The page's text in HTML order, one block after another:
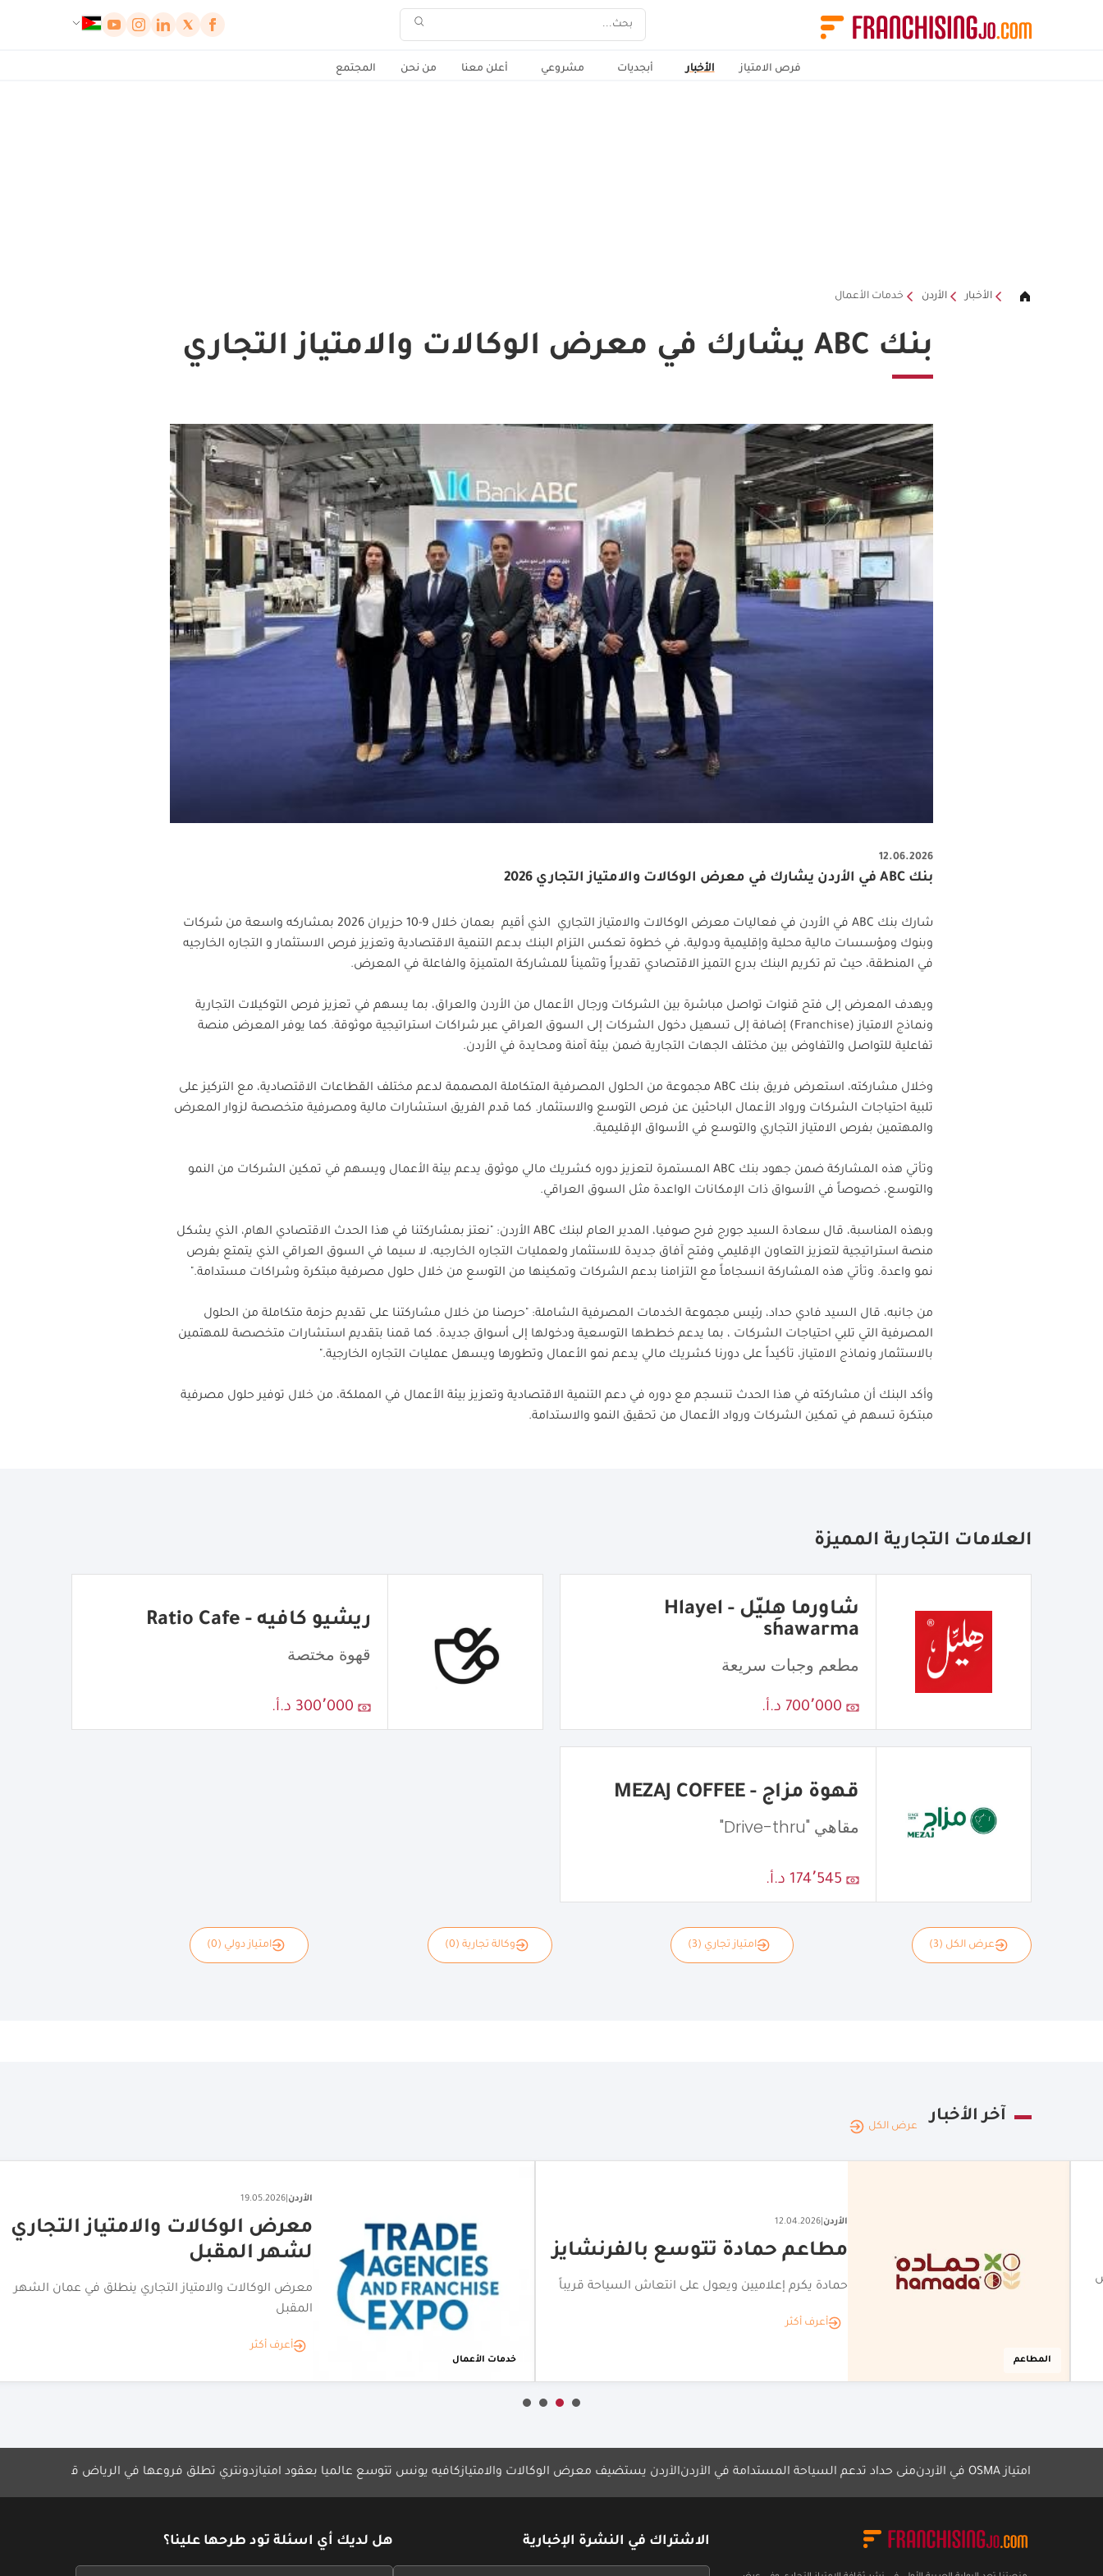
فرص الامتياز الأخبار أبجديات مشروعي أعلن معنا من نحن المجتمع
الأخبار الأردن خدمات الأعمال
بنك ABC يشارك في معرض الوكالات والامتياز التجاري
12.06.2026
بنك ABC في الأردن يشارك في معرض الوكالات والامتياز التجاري 2026
شارك بنك ABC في الأردن في فعاليات معرض الوكالات والامتياز التجاري الذي أقيم بعمان خلال 9-10 حزيران 2026 بمشاركه واسعة من شركات
وبنوك ومؤسسات مالية محلية وإقليمية ودولية، في خطوة تعكس التزام البنك بدعم التنمية الاقتصادية وتعزيز فرص الاستثمار و التجاره الخارجيه
في المنطقة، حيث تم تكريم البنك بدرع التميز الاقتصادي تقديراً وتثميناً للمشاركة المتميزة والفاعلة في المعرض.
ويهدف المعرض إلى فتح قنوات تواصل مباشرة بين الشركات ورجال الأعمال من الأردن والعراق، بما يسهم في تعزيز فرص التوكيلات التجارية
ونماذج الامتياز (Franchise) إضافة إلى تسهيل دخول الشركات إلى السوق العراقي عبر شراكات استراتيجية موثوقة. كما يوفر المعرض منصة
تفاعلية للتواصل والتفاوض بين مختلف الجهات التجارية ضمن بيئة آمنة ومحايدة في الأردن.
وخلال مشاركته، استعرض فريق بنك ABC مجموعة من الحلول المصرفية المتكاملة المصممة لدعم مختلف القطاعات الاقتصادية، مع التركيز على
تلبية احتياجات الشركات ورواد الأعمال الباحثين عن فرص التوسع والاستثمار. كما قدم الفريق استشارات مالية ومصرفية متخصصة لزوار المعرض
والمهتمين بفرص الامتياز التجاري والتوسع في الأسواق الإقليمية.
وتأتي هذه المشاركة ضمن جهود بنك ABC المستمرة لتعزيز دوره كشريك مالي موثوق يدعم بيئة الأعمال ويسهم في تمكين الشركات من النمو
والتوسع، خصوصاً في الأسواق ذات الإمكانات الواعدة مثل السوق العراقي.
وبهذه المناسبة، قال سعادة السيد جورج فرح صوفيا، المدير العام لبنك ABC الأردن: "نعتز بمشاركتنا في هذا الحدث الاقتصادي الهام، الذي يشكل
منصة استراتيجية لتعزيز التعاون الإقليمي وفتح آفاق جديدة للاستثمار ولعمليات التجاره الخارجيه، لا سيما في السوق العراقي الذي يتمتع بفرص
نمو واعدة. وتأتي هذه المشاركة انسجاماً مع التزامنا بدعم الشركات وتمكينها من التوسع من خلال حلول مصرفية مبتكرة وشراكات مستدامة."
من جانبه، قال السيد فادي حداد، رئيس مجموعة الخدمات المصرفية الشاملة: "حرصنا من خلال مشاركتنا على تقديم حزمة متكاملة من الحلول
المصرفية التي تلبي احتياجات الشركات ، بما يدعم خططها التوسعية ودخولها إلى أسواق جديدة. كما قمنا بتقديم استشارات متخصصة للمهتمين
بالاستثمار ونماذج الامتياز، تأكيداً على دورنا كشريك مالي يدعم نمو الأعمال وتطورها ويسهل عمليات التجاره الخارجية."
وأكد البنك أن مشاركته في هذا الحدث تنسجم مع دوره في دعم التنمية الاقتصادية وتعزيز بيئة الأعمال في المملكة، من خلال توفير حلول مصرفية
مبتكرة تسهم في تمكين الشركات ورواد الأعمال من تحقيق النمو والاستدامة.
العلامات التجارية المميزة
شاورما هِليّل - Hlayel
shawarma
مطعم وجبات سريعة
700٬000 د.أ.
ريشيو كافيه - Ratio Cafe
قهوة مختصة
300٬000 د.أ.
قهوة مزاج - MEZAJ COFFEE
مقاهي "Drive-thru"
174٬545 د.أ.
عرض الكل (3) امتياز تجاري (3) وكالة تجارية (0) امتياز دولي (0)
آخر الأخبار
عرض الكل
معرض الوكالات والامتياز التجاري
لشهر المقبل
معرض الوكالات والامتياز التجاري ينطلق في عمان الشهر
حمادة تتوسع بالفرنشايز
إعلاميين ويعول على انتعاش السياحة قريباً
منى حداد تدعم السياحة المستدامة في الأردنالأردن يستضيف معرض الوكالات والامتيازكافيه يونس تتوسع عالمياً بعقود امتيازدونتري تطلق فروعها في الرياض قريباًتوقيع امتياز OSMA في الأردن
الاشتراك في النشرة الإخبارية هل لديك أي اسئلة تود طرحها علينا؟
لوحة إدارة ملفات تعريف الارتباط